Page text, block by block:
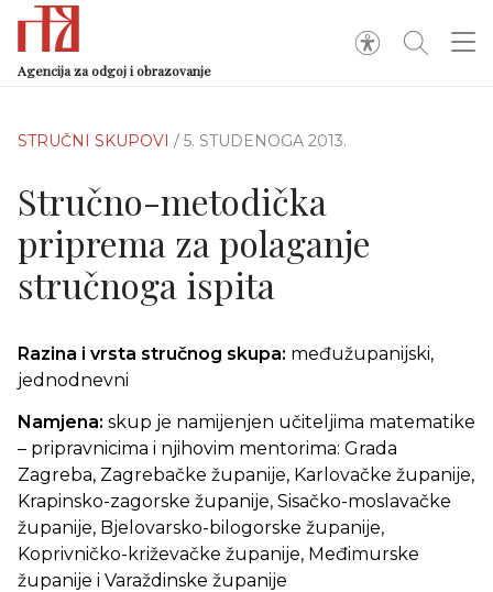
Agencija za odgoj i obrazovanje
STRUČNI SKUPOVI / 5. STUDENOGA 2013.
Stručno-metodička
priprema za polaganje
stručnoga ispita
Razina i vrsta stručnog skupa: međužupanijski,
jednodnevni
Namjena: skup je namijenjen učiteljima matematike
– pripravnicima i njihovim mentorima: Grada
Zagreba, Zagrebačke županije, Karlovačke županije,
Krapinsko-zagorske županije, Sisačko-moslavačke
županije, Bjelovarsko-bilogorske županije,
Koprivničko-križevačke županije, Međimurske
županije i Varaždinske županije